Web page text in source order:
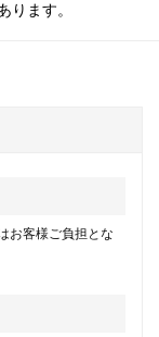
ります。
お客様ご負担とな